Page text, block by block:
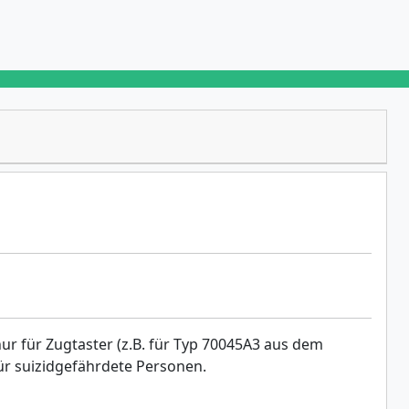
für Zugtaster (z.B. für Typ 70045A3 aus dem
suizidgefährdete Personen.